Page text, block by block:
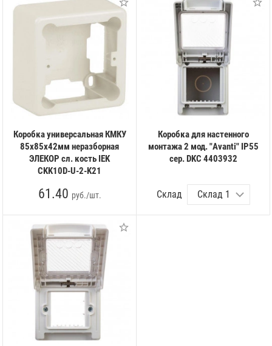
Коробка универсальная КМКУ
85х85х42мм неразборная
ЭЛЕКОР сл. кость IEK
CKK10D-U-2-K21
61.40 руб./шт.
Коробка для настенного
монтажа 2 мод. "Avanti" IP55
сер. DKC 4403932
Склад